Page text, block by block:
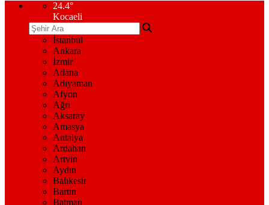
24.4°
Kocaeli
İstanbul
Ankara
İzmir
Adana
Adıyaman
Afyon
Ağrı
Aksaray
Amasya
Antalya
Ardahan
Artvin
Aydın
Balıkesir
Bartın
Batman